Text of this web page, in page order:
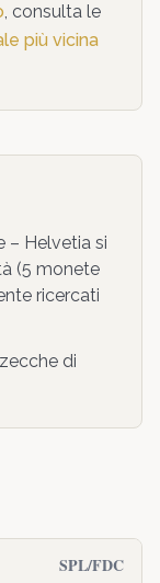
, consulta le
più vicina
– Helvetia si
(5 monete
ricercati
di
SPL/FDC